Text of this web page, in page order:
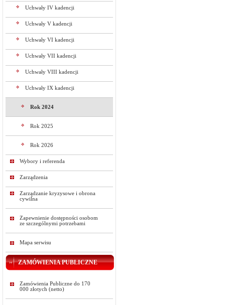
Uchwały IV kadencji
Uchwały V kadencji
Uchwały VI kadencji
Uchwały VII kadencji
Uchwały VIII kadencji
Uchwały IX kadencji
Rok 2024
Rok 2025
Rok 2026
Wybory i referenda
Zarządzenia
Zarządzanie kryzysowe i obrona
cywilna
Zapewnienie dostępności osobom
ze szczególnymi potrzebami
Mapa serwisu
ZAMÓWIENIA PUBLICZNE
Zamówienia Publiczne do 170
000 złotych (netto)